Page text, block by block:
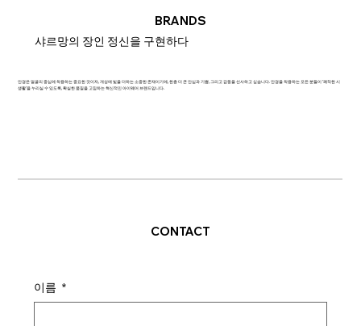
BRANDS
샤르망의 장인 정신을 구현하다
안경은 얼굴의 중심에 착용하는 중요한 것이자, 개성에 빛을 더하는 소중한 존재이기에, 한층 더 큰 안심과 기쁨, 그리고 감동을 선사하고 싶습니다. 안경을 착용하는 모든 분들이 '쾌적한 시
생활'을 누리실 수 있도록, 확실한 품질을 고집하는 혁신적인 아이웨어 브랜드입니다.
CONTACT
이름 *